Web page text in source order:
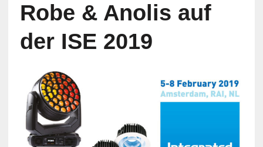
Robe & Anolis auf
der ISE 2019